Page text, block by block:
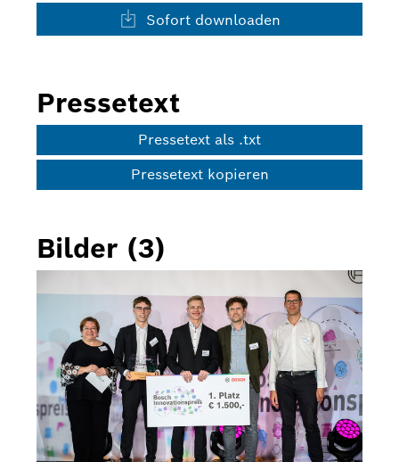
Sofort downloaden
Pressetext
Pressetext als .txt
Pressetext kopieren
Bilder (3)